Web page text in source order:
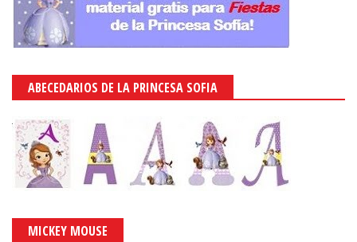
ABECEDARIOS DE LA PRINCESA SOFIA
MICKEY MOUSE